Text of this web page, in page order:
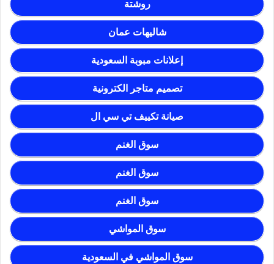
روشتة
شاليهات عمان
إعلانات مبوبة السعودية
تصميم متاجر الكترونية
صيانة تكييف تي سي ال
سوق الغنم
سوق الغنم
سوق الغنم
سوق المواشي
سوق المواشي في السعودية